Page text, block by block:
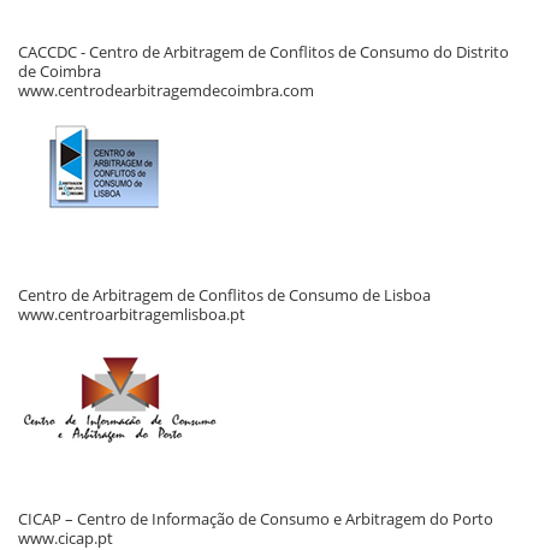
CACCDC - Centro de Arbitragem de Conflitos de Consumo do Distrito
de Coimbra
www.centrodearbitragemdecoimbra.com
Centro de Arbitragem de Conflitos de Consumo de Lisboa
www.centroarbitragemlisboa.pt
CICAP – Centro de Informação de Consumo e Arbitragem do Porto
www.cicap.pt